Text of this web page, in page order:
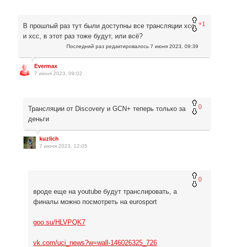
+1
В прошлый раз тут были доступны все трансляции хсо
и хсc, в этот раз тоже будут, или всё?
Последний раз редактировалось 7 июня 2023, 09:39
Evermax
7 июня 2023, 09:02
0
Трансляции от Discovery и GCN+ теперь только за
деньги
kuzlich
7 июня 2023, 12:05
0
вроде еще на youtube будут транслировать, а
финалы можно посмотреть на eurosport
goo.su/HLVPQK7
vk.com/uci_news?w=wall-146026325_726